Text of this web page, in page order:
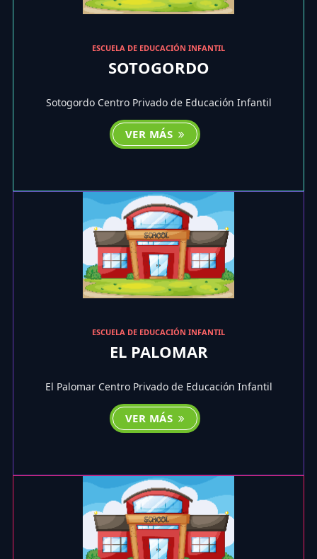
ESCUELA DE EDUCACIÓN INFANTIL
SOTOGORDO
Sotogordo Centro Privado de Educación Infantil
VER MÁS
ESCUELA DE EDUCACIÓN INFANTIL
EL PALOMAR
El Palomar Centro Privado de Educación Infantil
VER MÁS